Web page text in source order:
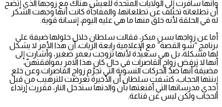
وأنها سافرت إلى الولايات المتحدة للعيش هناك مع زوجها الذي إتضح
أن تطلعاته تختلف عن تطلعاتها، والمفاجأة كانت أنها وجهت الشكر
له في الحلقة لأنه خلق منها ما هي عليه اليوم، إنسانة قوية.
أما عن زواجها بسن مبكر، فقالت سلطان خلال حلولها ضيفة على
برنامج “شو القصة” مع الإعلامية رابعة الزيات، أن هذا الأمر لا يشكل
لها مشكلة، بل هي سعيدة لأنها تزوجت بعمر صغير، وأشارت إلى
أنها لا ترفض زواج القاصرات في حال كان هذا الامر بموافقتهنّ،
مضيفةً أنها ضدّ الحركات النسوية التي تجرّم زواج القاصرات.وعن خلع
إبنتها الحجاب، كشفت سلطان أن الأخيرة تعرضت للترهيب من قبل
إحدى مدرساتها التي أقنعتها بأن والدتها ستدخل النار، فقررت إرتداء
الحجاب ولكن ليس عن قناعة.